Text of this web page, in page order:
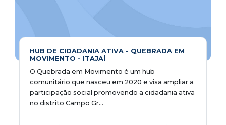
HUB DE CIDADANIA ATIVA - QUEBRADA EM
MOVIMENTO - ITAJAÍ
O Quebrada em Movimento é um hub
comunitário que nasceu em 2020 e visa ampliar a
participação social promovendo a cidadania ativa
no distrito Campo Gr...